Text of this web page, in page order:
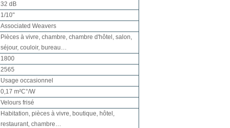
32 dB
1/10"
Associated Weavers
Pièces à vivre, chambre, chambre d'hôtel, salon,
séjour, couloir, bureau…
1800
2565
Usage occasionnel
0,17 m²C°/W
Velours frisé
Habitation, pièces à vivre, boutique, hôtel,
restaurant, chambre…